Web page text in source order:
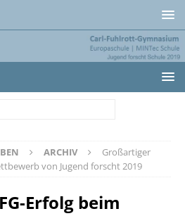
ARCHIV
Großartiger
von Jugend forscht 2019
Erfolg beim